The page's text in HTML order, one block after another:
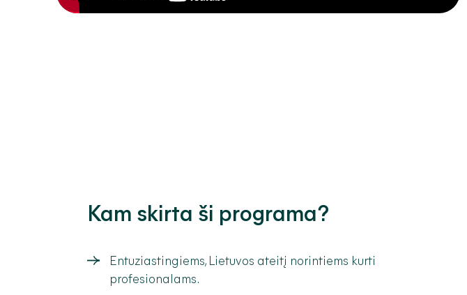
Kam skirta ši programa?
Entuziastingiems, Lietuvos ateitį norintiems kurti
profesionalams.